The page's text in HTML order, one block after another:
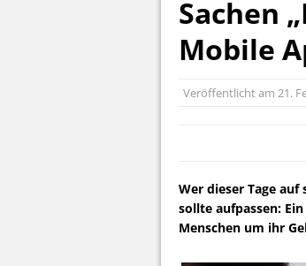
Sachen
Mobile
Veröffentlicht am 21.
Wer dieser Tage
sollte aufpassen:
Menschen um ihr